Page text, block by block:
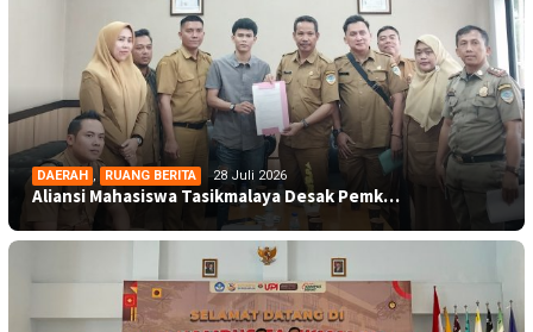
DAERAH , RUANG BERITA 28 Juli 2026
Aliansi Mahasiswa Tasikmalaya Desak Pemk…